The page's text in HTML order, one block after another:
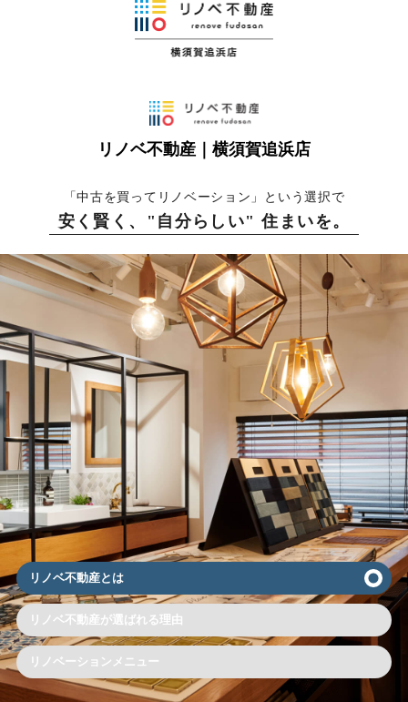
リノベ不動産｜横須賀追浜店
「中古を買ってリノベーション」という選択で
安く賢く、"自分らしい" 住まいを。
リノベ不動産とは
リノベ不動産が選ばれる理由
リノベーションメニュー